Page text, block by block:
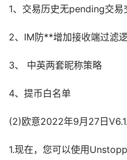
1、交易历史无pending交易
2、IM防**增加接收端过滤
3、 中英两套昵称策略
4、提币白名单
(2)欧意2022年9月27日
1.现在，您可以使用